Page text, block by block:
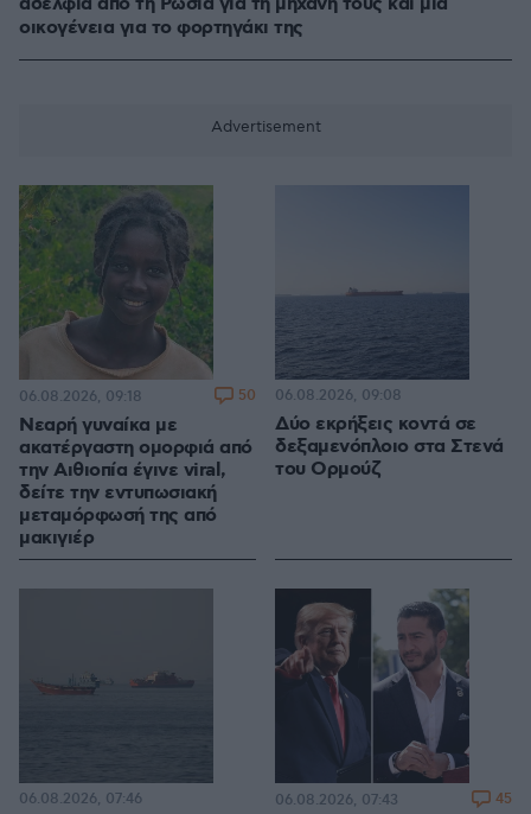
οικογένεια για το φορτηγάκι της
Νεαρή γυναίκα με
ακατέργαστη ομορφιά από
την Αιθιοπία έγινε viral,
δείτε την εντυπωσιακή
μεταμόρφωσή της από
μακιγιέρ
06.08.2026, 09:18 50
Δύο εκρήξεις κοντά σε
δεξαμενόπλοιο στα Στενά
του Ορμούζ
06.08.2026, 09:08
06.08.2026, 07:46 06.08.2026, 07:43 45